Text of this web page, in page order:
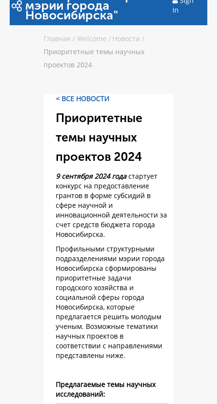
мэрии города
Новосибирска"
In
Главная / Welcome / Новости /
Приоритетные темы научных
проектов 2024
< ВСЕ НОВОСТИ
Приоритетные
темы научных
проектов 2024
9 сентября 2024 годастартует
конкурс на предоставление
грантов в форме субсидий в
сфере научной и
инновационной деятельности за
счет средств бюджета города
Новосибирска.
Профильными структурными
подразделениями мэрии города
Новосибирска сформированы
приоритетные задачи
городского хозяйства и
социальной сферы города
Новосибирска, которые
предлагается решить молодым
ученым. Возможные тематики
научных проектов в
соответствии с направлениями
представлены ниже.
Предлагаемые темы научных
исследований: